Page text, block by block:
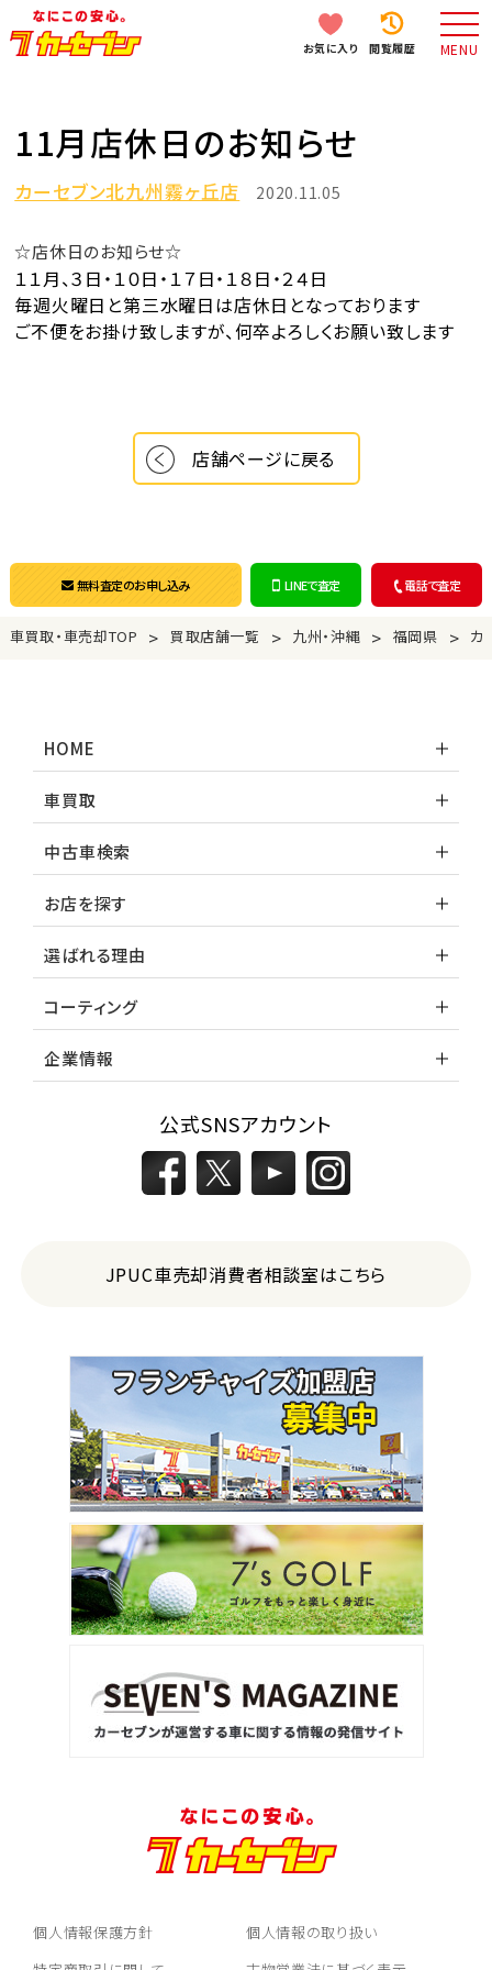
無料査定のお申し込み LINEで査定 電話で査定
お気に入り 閲覧履歴 MENU
11月店休日のお知らせ
カーセブン北九州霧ヶ丘店 2020.11.05
☆店休日のお知らせ☆
１１月、３日・１０日・１７日・１８日・２４日
毎週火曜日と第三水曜日は店休日となっております
ご不便をお掛け致しますが、何卒よろしくお願い致します
店舗ページに戻る
車買取・車売却TOP > 買取店舗一覧 > 九州・沖縄 > 福岡県 > カ
HOME
車買取
中古車検索
お店を探す
選ばれる理由
コーティング
企業情報
公式SNSアカウント
JPUC車売却消費者相談室はこちら
個人情報保護方針
個人情報の取り扱い